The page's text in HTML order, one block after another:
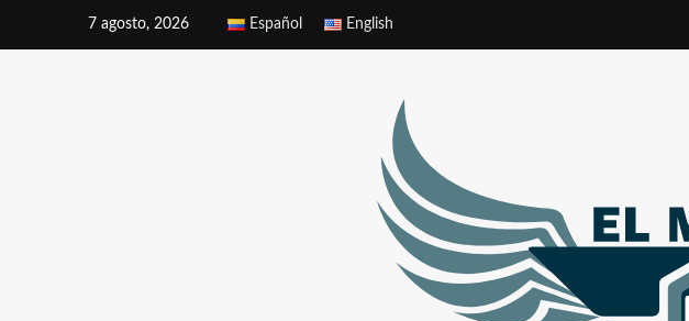
7 agosto, 2026 Español English